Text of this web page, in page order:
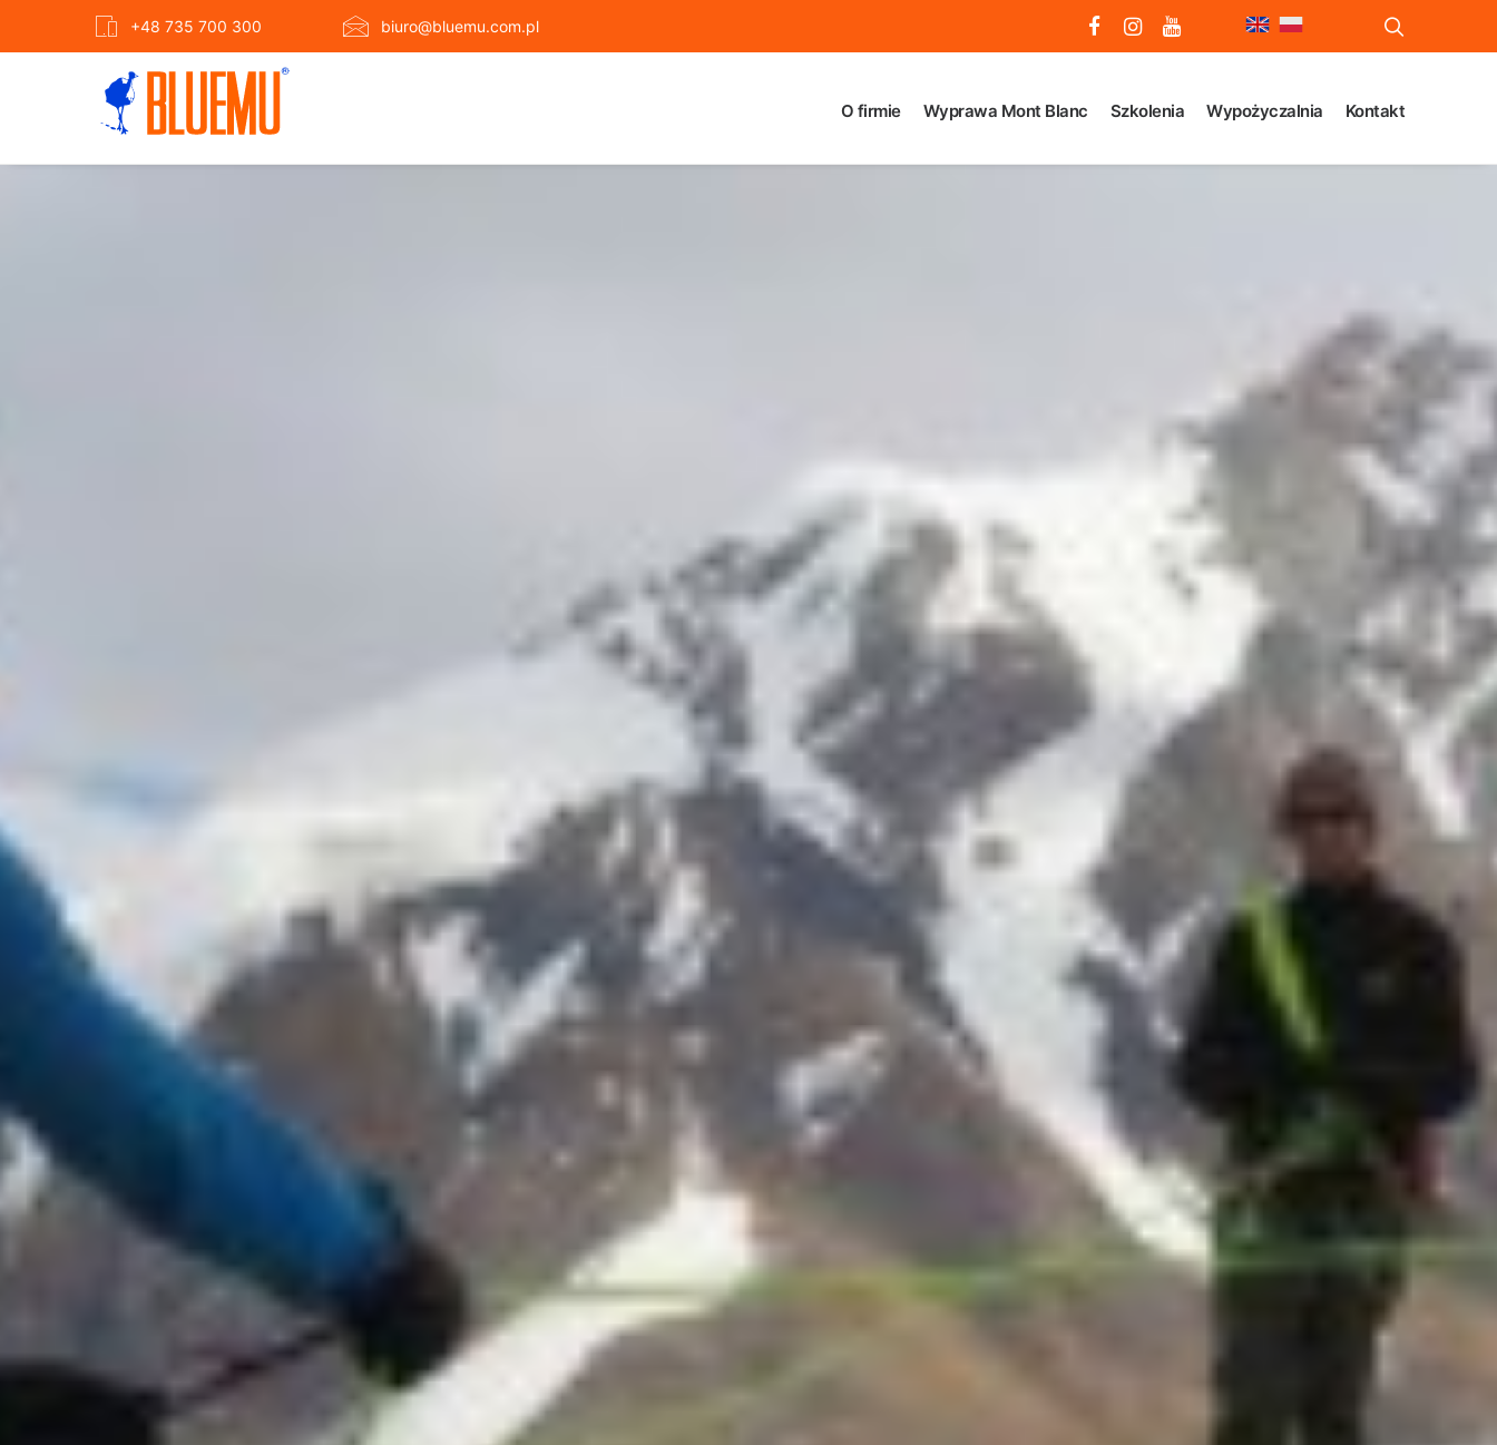
+48 735 700 300 biuro@bluemu.com.pl
O firmie Wyprawa Mont Blanc Szkolenia Wypożyczalnia Kontakt